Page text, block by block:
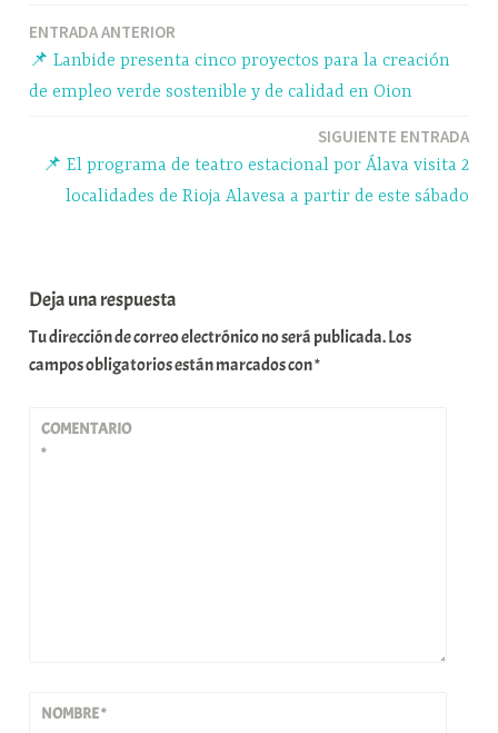
pp m rti
r
Navegación
de
ENTRADA ANTERIOR
📌 Lanbide presenta cinco proyectos para la creación
de empleo verde sostenible y de calidad en Oion
SIGUIENTE ENTRADA
📌 El programa de teatro estacional por Álava visita 2
localidades de Rioja Alavesa a partir de este sábado
Deja una respuesta
Tu dirección de correo electrónico no será publicada.Los
campos obligatorios están marcados con*
COMENTARIO
*
NOMBRE*